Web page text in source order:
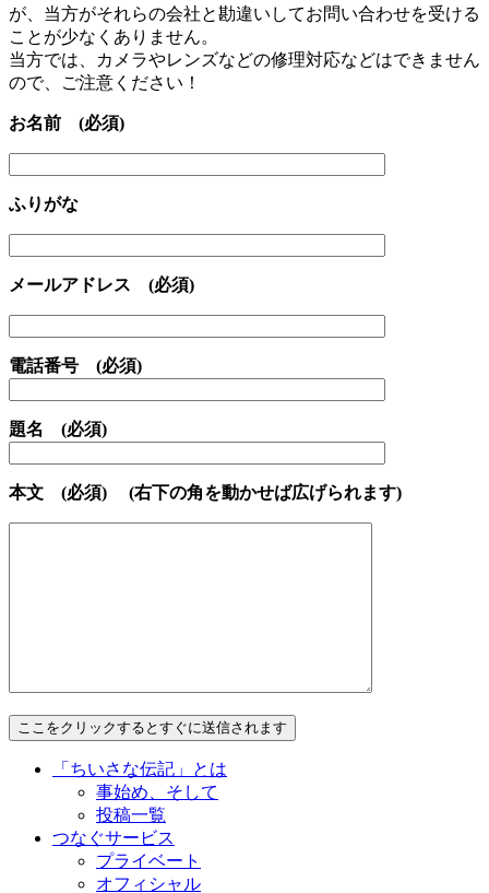
が、当方がそれらの会社と勘違いしてお問い合わせを受ける
ことが少なくありません。
当方では、カメラやレンズなどの修理対応などはできません
ので、ご注意ください！
お名前 (必須)
ふりがな
メールアドレス (必須)
電話番号 (必須)
題名 (必須)
本文 (必須) (右下の角を動かせば広げられます)
「ちいさな伝記」とは
事始め、そして
投稿一覧
つなぐサービス
プライベート
オフィシャル